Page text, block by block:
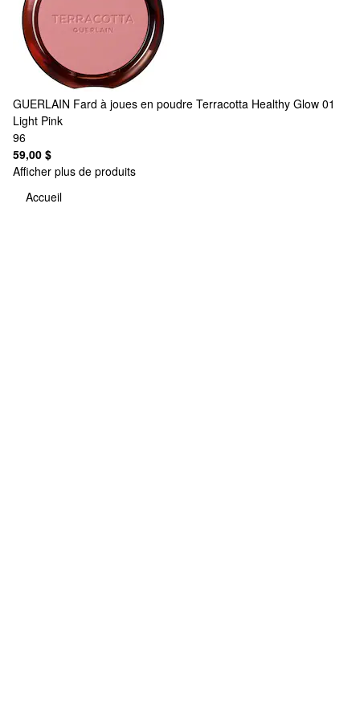
GUERLAIN Fard à joues en poudre Terracotta Healthy Glow 01
Light Pink
96
59,00 $
Afficher plus de produits
Accueil